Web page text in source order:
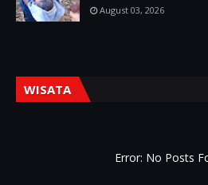
August 03, 2026
WISATA
Error: No Posts